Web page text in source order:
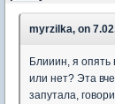
myrzilka, on
Блииин, я опять
или нет? Эта
запутала,